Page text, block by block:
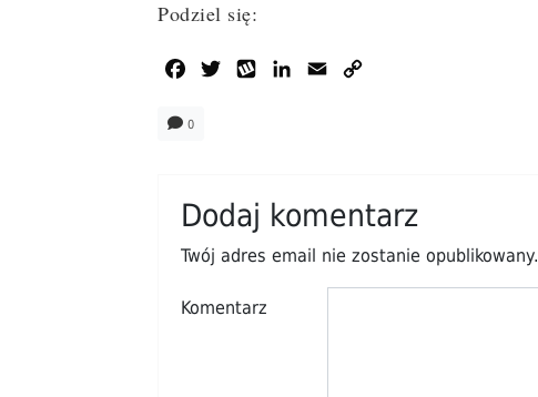
Podziel się:
FacebookTwitterWykopLinkedIn
Email
0
Dodaj komentarz
Twój adres email nie zostanie opublikowany.
Komentarz